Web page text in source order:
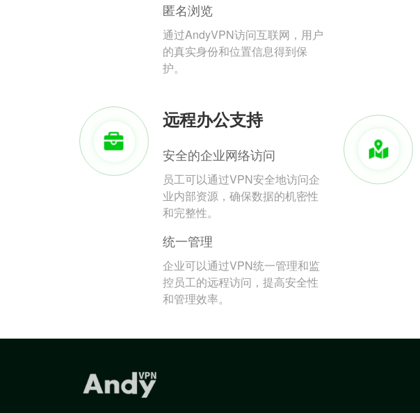
匿名浏览
通过AndyVPN访问互联网，用户
的真实身份和位置信息得到保
护。
远程办公支持
安全的企业网络访问
员工可以通过VPN安全地访问企
业内部资源，确保数据的机密性
和完整性。
统一管理
企业可以通过VPN统一管理和监
控员工的远程访问，提高安全性
和管理效率。